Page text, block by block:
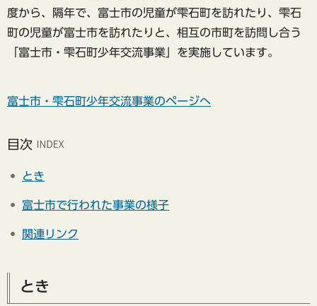
度から、隔年で、富士市の児童が雫石町を訪れたり、雫石
町の児童が富士市を訪れたりと、相互の市町を訪問し合う
「富士市・雫石町少年交流事業」を実施しています。
富士市・雫石町少年交流事業のページへ
目次
とき
富士市で行われた事業の様子
関連リンク
とき